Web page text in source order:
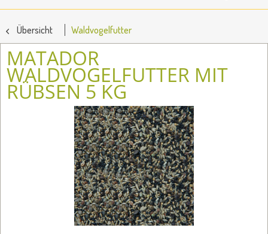
Übersicht Waldvogelfutter
MATADOR
WALDVOGELFUTTER MIT
RÜBSEN 5 KG